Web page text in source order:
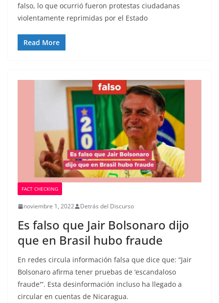
falso, lo que ocurrió fueron protestas ciudadanas
violentamente reprimidas por el Estado
Read More
FACT CHECKING
noviembre 1, 2022 Detrás del Discurso
Es falso que Jair Bolsonaro dijo
que en Brasil hubo fraude
En redes circula información falsa que dice que: “Jair
Bolsonaro afirma tener pruebas de ‘escandaloso
fraude'”. Esta desinformación incluso ha llegado a
circular en cuentas de Nicaragua.